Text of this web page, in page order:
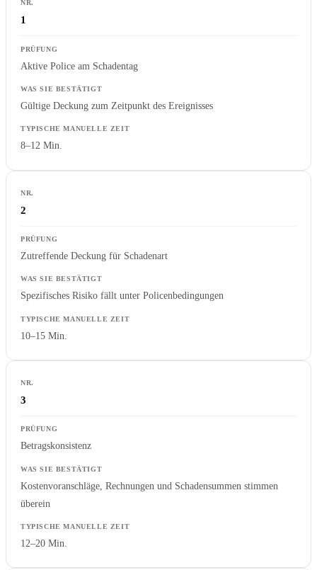
1
Aktive Police am Schadentag
Gültige Deckung zum Zeitpunkt des Ereignisses
8–12 Min.
2
Zutreffende Deckung für Schadenart
Spezifisches Risiko fällt unter Policenbedingungen
10–15 Min.
3
Betragskonsistenz
Kostenvoranschläge, Rechnungen und Schadensummen stimmen
überein
12–20 Min.